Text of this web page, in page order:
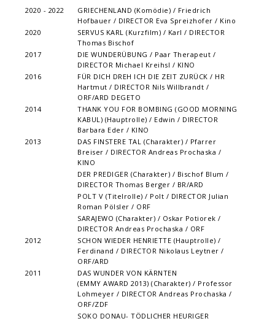
2020 - 2022
GRIECHENLAND (Komödie) / Friedrich
Hofbauer / DIRECTOR Eva Spreizhofer / Kino
2020
SERVUS KARL (Kurzfilm) / Karl / DIRECTOR
Thomas Bischof
2017
DIE WUNDERÜBUNG / Paar Therapeut /
DIRECTOR Michael Kreihsl / KINO
2016
FÜR DICH DREH ICH DIE ZEIT ZURÜCK / HR
Hartmut / DIRECTOR Nils Willbrandt /
ORF/ARD DEGETO
2014
THANK YOU FOR BOMBING (GOOD MORNING
KABUL) (Hauptrolle) / Edwin / DIRECTOR
Barbara Eder / KINO
2013
DAS FINSTERE TAL (Charakter) / Pfarrer
Breiser / DIRECTOR Andreas Prochaska /
KINO
DER PREDIGER (Charakter) / Bischof Blum /
DIRECTOR Thomas Berger / BR/ARD
POLT V (Titelrolle) / Polt / DIRECTOR Julian
Roman Pölsler / ORF
SARAJEWO (Charakter) / Oskar Potiorek /
DIRECTOR Andreas Prochaska / ORF
2012
SCHON WIEDER HENRIETTE (Hauptrolle) /
Ferdinand / DIRECTOR Nikolaus Leytner /
ORF/ARD
2011
DAS WUNDER VON KÄRNTEN
(EMMY AWARD 2013) (Charakter) / Professor
Lohmeyer / DIRECTOR Andreas Prochaska /
ORF/ZDF
SOKO DONAU- TÖDLICHER HEURIGER